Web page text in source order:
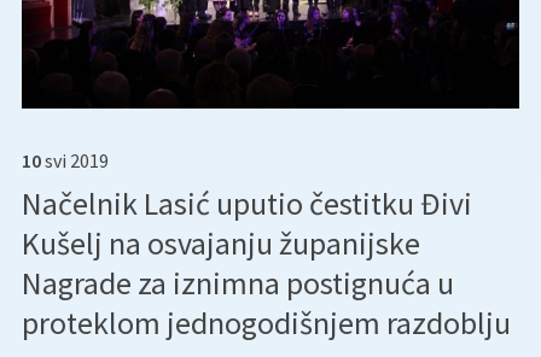
10svi 2019
Načelnik Lasić uputio čestitku Đivi
Kušelj na osvajanju županijske
Nagrade za iznimna postignuća u
proteklom jednogodišnjem razdoblju